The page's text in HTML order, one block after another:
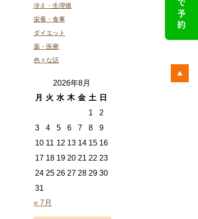
冷え・生理痛
栄養・食事
ダイエット
薬・医療
色々な話
2026年8月
月
火 水 木 金 土
日
1
2
3
4 5 6 7 8
9
10 11 12 13 14 15 16
17 18 19 20 21 22 23
24 25 26 27 28 29 30
31
« 7月